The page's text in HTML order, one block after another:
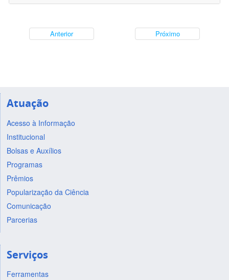
Anterior Próximo
Atuação
Acesso à Informação
Institucional
Bolsas e Auxílios
Programas
Prêmios
Popularização da Ciência
Comunicação
Parcerias
Serviços
Ferramentas